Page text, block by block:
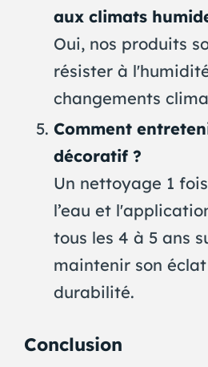
aux climats
Oui, nos produits
résister à
changements
Comment
décoratif ?
Un nettoyage 1
l’eau et
tous les 4 à 5 ans
maintenir son
durabilité.
Conclusion